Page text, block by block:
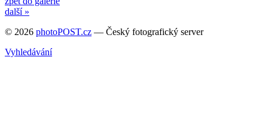
další »
© 2026 photoPOST.cz — Český fotografický server
Vyhledávání